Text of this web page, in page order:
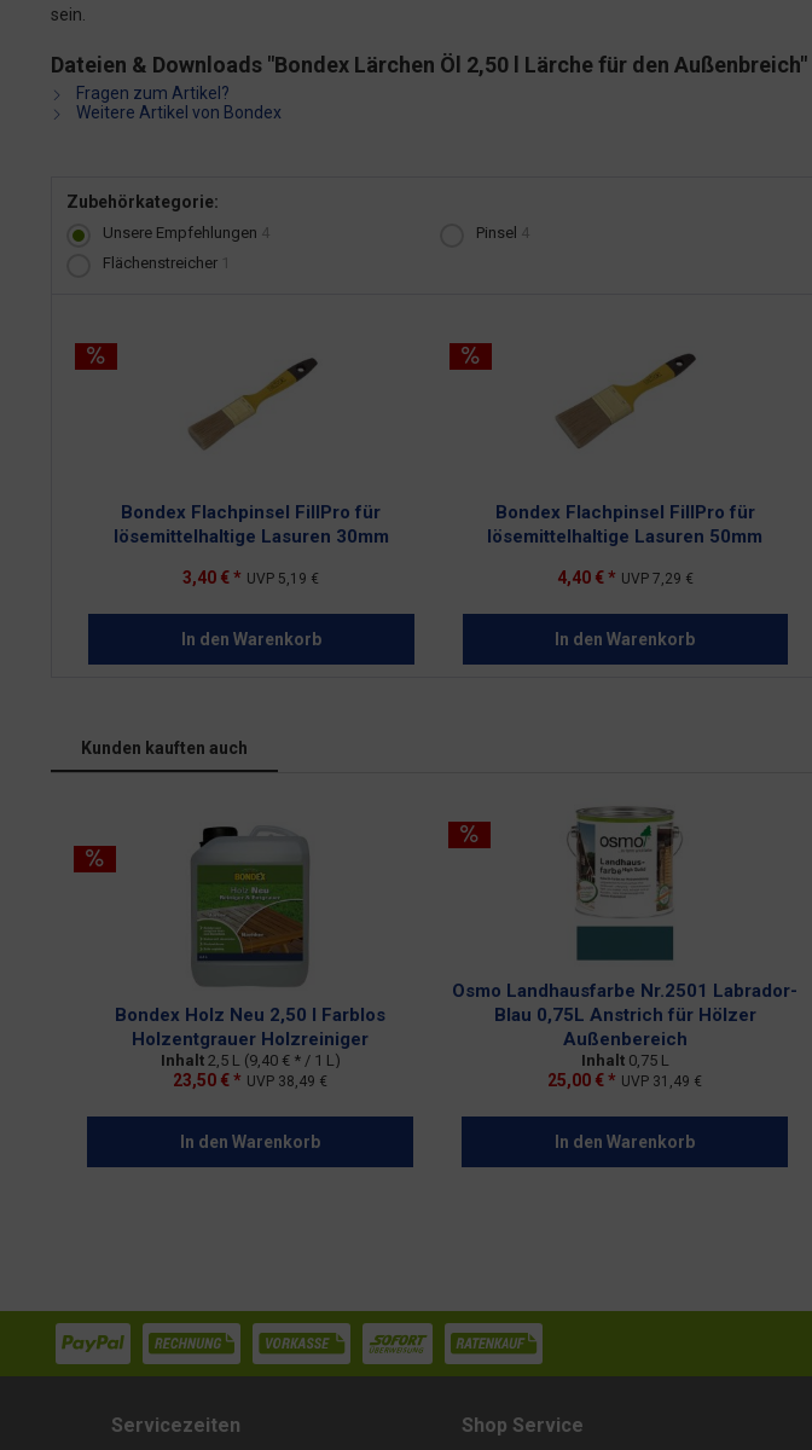
sein.
Dateien & Downloads "Bondex Lärchen Öl 2,50 l Lärche für den Außenbreich"
Fragen zum Artikel?
Weitere Artikel von Bondex
Zubehörkategorie:
Unsere Empfehlungen 4 Pinsel 4
Flächenstreicher 1
Bondex Flachpinsel FillPro für
lösemittelhaltige Lasuren 30mm
3,40 € * UVP 5,19 €
In den Warenkorb
Bondex Flachpinsel FillPro für
lösemittelhaltige Lasuren 50mm
4,40 € * UVP 7,29 €
In den Warenkorb
Kunden kauften auch
Bondex Holz Neu 2,50 l Farblos
Holzentgrauer Holzreiniger
Inhalt 2,5 L (9,40 € * / 1 L)
23,50 € * UVP 38,49 €
In den Warenkorb
Osmo Landhausfarbe Nr.2501 Labrador-
Blau 0,75L Anstrich für Hölzer
Außenbereich
Inhalt 0,75 L
25,00 € * UVP 31,49 €
In den Warenkorb
Servicezeiten Shop Service